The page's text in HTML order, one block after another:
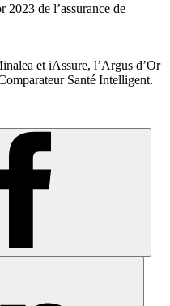
2023 de l’assurance de
et iAssure, l’Argus d’Or
Santé Intelligent.